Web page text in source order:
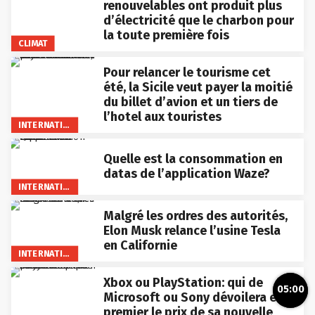
CLIMAT
renouvelables ont produit plus
d’électricité que le charbon pour
la toute première fois
INTERNATIONAL
Pour relancer le tourisme cet
été, la Sicile veut payer la moitié
du billet d’avion et un tiers de
l’hotel aux touristes
INTERNATIONAL
Quelle est la consommation en
datas de l’application Waze?
INTERNATIONAL
Malgré les ordres des autorités,
Elon Musk relance l’usine Tesla
en Californie
Xbox ou PlayStation: qui de
Microsoft ou Sony dévoilera en
premier le prix de sa nouvelle
05:00